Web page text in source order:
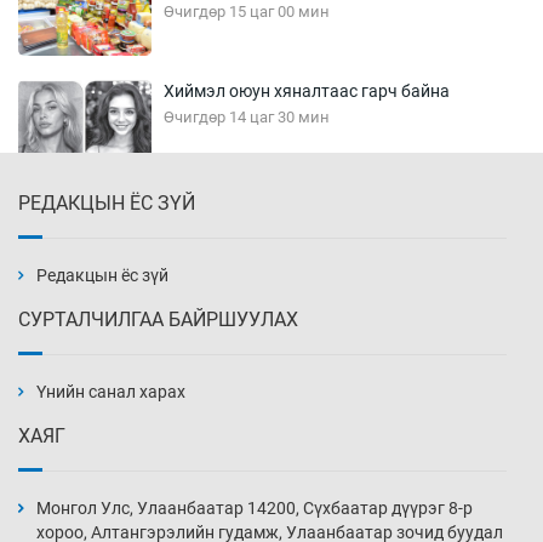
Өчигдөр 15 цаг 00 мин
Хиймэл оюун хяналтаас гарч байна
Өчигдөр 14 цаг 30 мин
Өчигдөр 14 цаг 00 мин
нэмэгджээ
Өчигдөр 13 цаг 30 мин
РЕДАКЦЫН ЁС ЗҮЙ
Редакцын ёс зүй
СУРТАЛЧИЛГАА БАЙРШУУЛАХ
Үнийн санал харах
ХАЯГ
Монгол Улс, Улаанбаатар 14200, Сүхбаатар дүүрэг 8-р
хороо, Алтангэрэлийн гудамж, Улаанбаатар зочид буудал